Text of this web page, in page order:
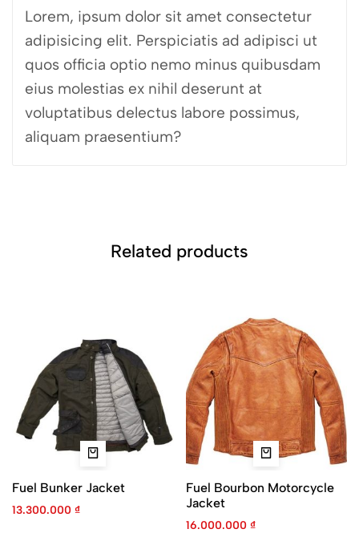
Lorem, ipsum dolor sit amet consectetur
adipisicing elit. Perspiciatis ad adipisci ut
quos officia optio nemo minus quibusdam
eius molestias ex nihil deserunt at
voluptatibus delectus labore possimus,
aliquam praesentium?
Related products
Fuel Bunker Jacket
13.300.000 ₫
Fuel Bourbon Motorcycle
Jacket
16.000.000 ₫